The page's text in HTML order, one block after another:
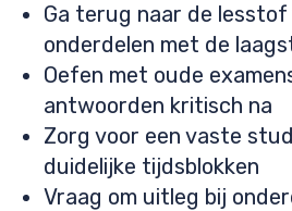
Ga terug naar de lesstof
onderdelen met de
Oefen met oude
antwoorden kritisch na
Zorg voor een vaste
duidelijke tijdsblokken
Vraag om uitleg bij